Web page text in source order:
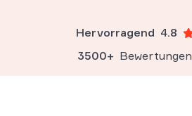
Hervorragend 4.8
3500+ Bewertungen